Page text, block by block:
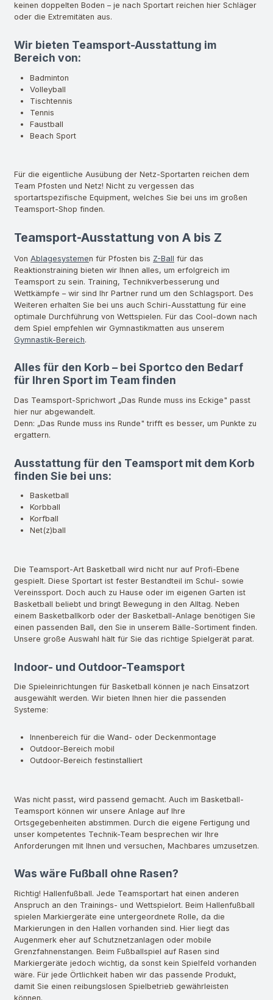
keinen doppelten Boden – je nach Sportart reichen hier Schläger
oder die Extremitäten aus.
Wir bieten Teamsport-Ausstattung im
Bereich von:
Badminton
Volleyball
Tischtennis
Tennis
Faustball
Beach Sport
Für die eigentliche Ausübung der Netz-Sportarten reichen dem
Team Pfosten und Netz! Nicht zu vergessen das
sportartspezifische Equipment, welches Sie bei uns im großen
Teamsport-Shop finden.
Teamsport-Ausstattung von A bis Z
Von Ablagesystemen für Pfosten bis Z-Ball für das
Reaktionstraining bieten wir Ihnen alles, um erfolgreich im
Teamsport zu sein. Training, Technikverbesserung und
Wettkämpfe – wir sind Ihr Partner rund um den Schlagsport. Des
Weiteren erhalten Sie bei uns auch Schiri-Ausstattung für eine
optimale Durchführung von Wettspielen. Für das Cool-down nach
dem Spiel empfehlen wir Gymnastikmatten aus unserem
Gymnastik-Bereich.
Alles für den Korb – bei Sportco den Bedarf
für Ihren Sport im Team finden
Das Teamsport-Sprichwort „Das Runde muss ins Eckige" passt
hier nur abgewandelt.
Denn: „Das Runde muss ins Runde" trifft es besser, um Punkte zu
ergattern.
Ausstattung für den Teamsport mit dem Korb
finden Sie bei uns:
Basketball
Korbball
Korfball
Net(z)ball
Die Teamsport-Art Basketball wird nicht nur auf Profi-Ebene
gespielt. Diese Sportart ist fester Bestandteil im Schul- sowie
Vereinssport. Doch auch zu Hause oder im eigenen Garten ist
Basketball beliebt und bringt Bewegung in den Alltag. Neben
einem Basketballkorb oder der Basketball-Anlage benötigen Sie
einen passenden Ball, den Sie in unserem Bälle-Sortiment finden.
Unsere große Auswahl hält für Sie das richtige Spielgerät parat.
Indoor- und Outdoor-Teamsport
Die Spieleinrichtungen für Basketball können je nach Einsatzort
ausgewählt werden. Wir bieten Ihnen hier die passenden
Systeme:
Innenbereich für die Wand- oder Deckenmontage
Outdoor-Bereich mobil
Outdoor-Bereich festinstalliert
Was nicht passt, wird passend gemacht. Auch im Basketball-
Teamsport können wir unsere Anlage auf Ihre
Ortsgegebenheiten abstimmen. Durch die eigene Fertigung und
unser kompetentes Technik-Team besprechen wir Ihre
Anforderungen mit Ihnen und versuchen, Machbares umzusetzen.
Was wäre Fußball ohne Rasen?
Richtig! Hallenfußball. Jede Teamsportart hat einen anderen
Anspruch an den Trainings- und Wettspielort. Beim Hallenfußball
spielen Markiergeräte eine untergeordnete Rolle, da die
Markierungen in den Hallen vorhanden sind. Hier liegt das
Augenmerk eher auf Schutznetzanlagen oder mobile
Grenzfahnenstangen. Beim Fußballspiel auf Rasen sind
Markiergeräte jedoch wichtig, da sonst kein Spielfeld vorhanden
wäre. Für jede Örtlichkeit haben wir das passende Produkt,
damit Sie einen reibungslosen Spielbetrieb gewährleisten
können.